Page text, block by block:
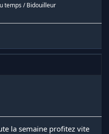
temps / Bidouilleur
la semaine profitez vite